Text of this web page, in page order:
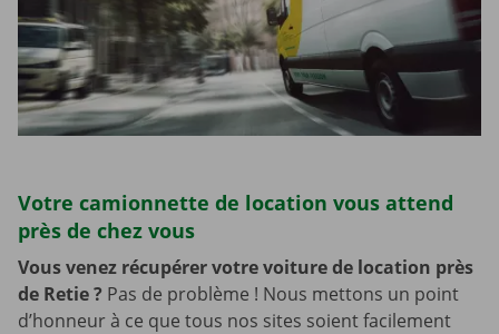
Votre camionnette de location vous attend
près de chez vous
Vous venez récupérer votre voiture de location près
de Retie? Pas de problème ! Nous mettons un point
d’honneur à ce que tous nos sites soient facilement